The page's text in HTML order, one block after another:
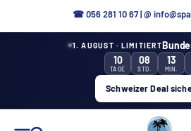
☎ 056 281 10 67|@
1. AUGUST · LIMITIERT
10
TAGE
08
STD.
13
MIN.
Schweizer Deal